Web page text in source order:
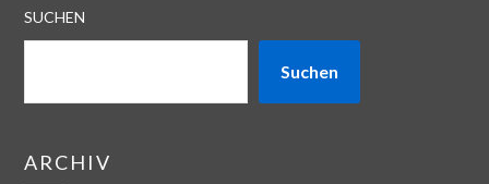
SUCHEN
Suchen
ARCHIV